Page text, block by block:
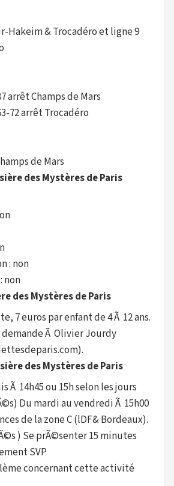
Hakeim & Trocadéro et ligne 9
arrêt Champs de Mars
72 arrêt Trocadéro
de Mars
des Mystères de Paris
: non
non
des Mystères de Paris
7 euros par enfant de 4 Ã 12 ans.
Ã Olivier Jourdy
des Mystères de Paris
Ã 14h45 ou 15h selon les jours
Du mardi au vendredi Ã 15h00
de la zone C (lDF& Bordeaux).
) Se prÃ©senter 15 minutes
SVP
concernant cette activité